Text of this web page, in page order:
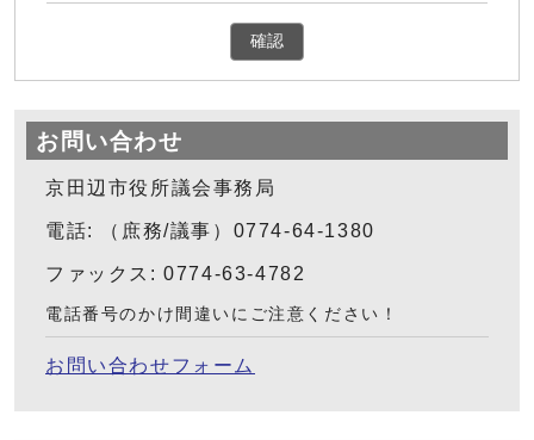
確認
お問い合わせ
京田辺市役所議会事務局
電話: （庶務/議事）0774-64-1380
ファックス: 0774-63-4782
電話番号のかけ間違いにご注意ください！
お問い合わせフォーム